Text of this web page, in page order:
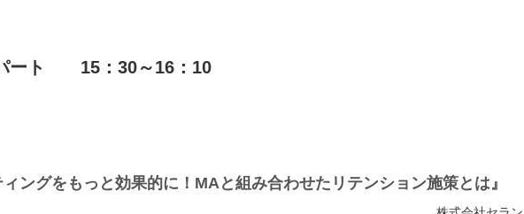
ート 15：30～16：10
ィングをもっと効果的に！MAと組み合わせたリテンション施策とは』